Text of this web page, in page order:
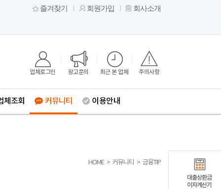
즐겨찾기 회원가입 회사소개
업체로그인 광고문의 최근 본 업체 주의사항
체조회 커뮤니티 이용안내
HOME > 커뮤니티 > 금융TIP
대출상환금
이자계산기